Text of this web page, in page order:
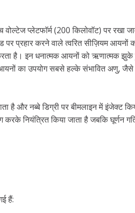
प्लेटफॉर्म (200 किलोवॉट) पर रखा
करने वाले त्वरित सीज़ियम आयनों
है। इन धनात्मक आयनों को ऋणात्मक झुके
का उपयोग सबसे हल्के संभावित अणु, जैसे
है और नब्बे डिग्री पर बीमलाइन में इंजेक्ट
नियंत्रित किया जाता है जबकि घूर्णन
हैं: